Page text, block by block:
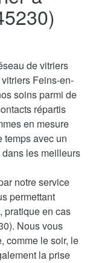
de vitriers
Feins-en-
soins parmi de
répartis
en mesure
temps avec un
les meilleurs
notre service
permettant
pratique en cas
Nous vous
comme le soir, le
la prise